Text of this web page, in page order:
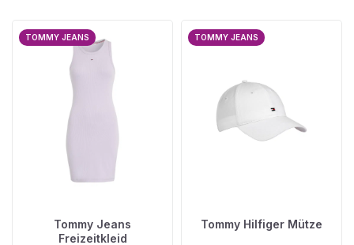
TOMMY JEANS
Tommy Jeans
Freizeitkleid
TOMMY JEANS
Tommy Hilfiger Mütze